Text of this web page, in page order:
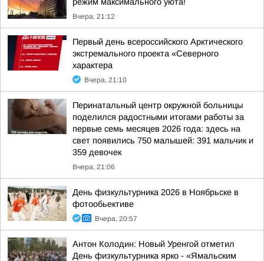
Вчера, 21:12
Первый день всероссийского Арктического
экстремального проекта «Северного
характера
Вчера, 21:10
Перинатальный центр окружной больницы
поделился радостными итогами работы за
первые семь месяцев 2026 года: здесь на
свет появились 750 малышей: 391 мальчик и
359 девочек
Вчера, 21:06
День физкультурника 2026 в Ноябрьске в
фотообьективе
Вчера, 20:57
Антон Колодин: Новый Уренгой отметил
День физкультурника ярко - «Ямальским